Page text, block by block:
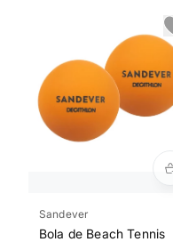
Sandever
Bola de Beach Tennis